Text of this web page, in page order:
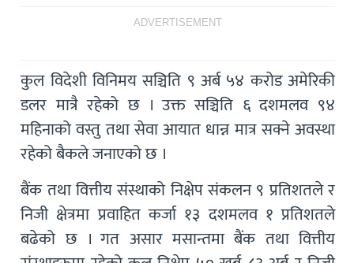
ADVERTISEMENT
कुल विदेशी विनिमय सञ्चिति ९ अर्ब ५४ करोड अमेरिकी
डलर मात्रै रहेको छ । उक्त सञ्चिति ६ दशमलव ९४
महिनाको वस्तु तथा सेवा आयात धान्न मात्र सक्ने अवस्था
रहेको बैकले जनाएको छ ।
बैंक तथा वित्तीय संस्थाको निक्षेप संकलन ९ प्रतिशतले र
निजी क्षेत्रमा प्रवाहित कर्जा १३ दशमलव १ प्रतिशतले
बढेको छ । गत असार मसान्तमा बैंक तथा वित्तीय